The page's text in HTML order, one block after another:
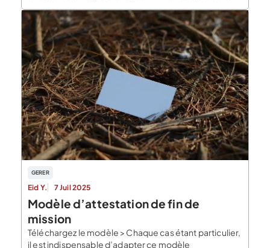
GERER
Eid Y. 7 Juil 2025
Modèle d’attestation de fin de
mission
Téléchargez le modèle > Chaque cas étant particulier,
il est indispensable d’adapter ce modèle